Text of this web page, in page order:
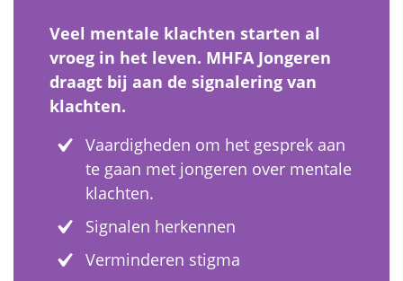
Veel mentale klachten starten al
vroeg in het leven. MHFA Jongeren
draagt bij aan de signalering van
klachten.
Vaardigheden om het gesprek aan
te gaan met jongeren over mentale
klachten.
Signalen herkennen
Verminderen stigma